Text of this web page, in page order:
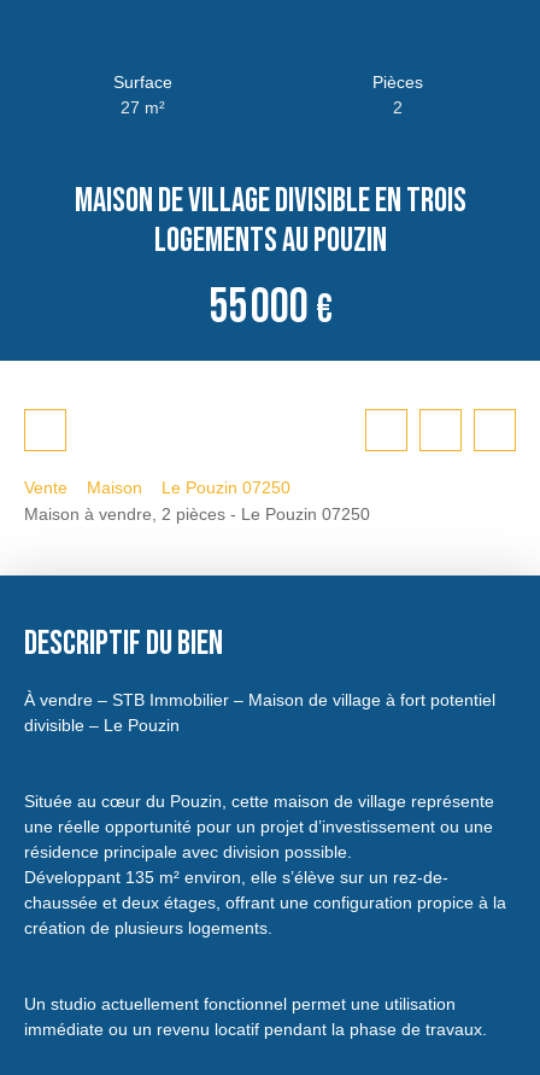
Surface
27 m²
Pièces
2
Maison de village divisible en trois
logements au Pouzin
55 000 €
Vente Maison
Le Pouzin 07250
Maison à vendre, 2 pièces - Le Pouzin 07250
Descriptif du bien
À vendre – STB Immobilier – Maison de village à fort potentiel
divisible – Le Pouzin
Située au cœur du Pouzin, cette maison de village représente
une réelle opportunité pour un projet d’investissement ou une
résidence principale avec division possible.
Développant 135 m² environ, elle s’élève sur un rez-de-
chaussée et deux étages, offrant une configuration propice à la
création de plusieurs logements.
Un studio actuellement fonctionnel permet une utilisation
immédiate ou un revenu locatif pendant la phase de travaux.